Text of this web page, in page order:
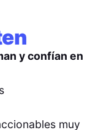
y confían en
muy